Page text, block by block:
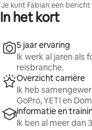
Je kunt Fabian een
In het kort
5 jaar ervaring
Ik werk al jaren als
reisbranche.
Overzicht carrière
Ik heb
GoPro, YETI en
Informatie en
Ik ben al meer dan